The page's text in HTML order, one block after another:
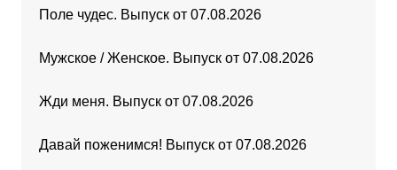
Поле чудес. Выпуск от 07.08.2026
Мужское / Женское. Выпуск от 07.08.2026
Жди меня. Выпуск от 07.08.2026
Давай поженимся! Выпуск от 07.08.2026